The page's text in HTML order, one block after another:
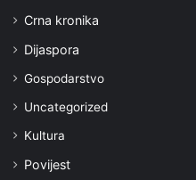
Crna kronika
Dijaspora
Gospodarstvo
Uncategorized
Kultura
Povijest